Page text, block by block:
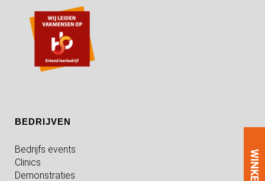
WINKEL
BEDRIJVEN
Bedrijfs events
Clinics
Demonstraties